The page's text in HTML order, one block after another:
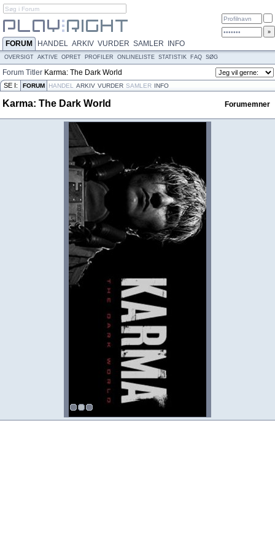
FORUM HANDEL ARKIV VURDER SAMLER INFO
OVERSIGT AKTIVE OPRET PROFILER ONLINELISTE STATISTIK FAQ SØG
Forum Titler Karma: The Dark World
SE I: FORUM HANDEL ARKIV VURDER SAMLER INFO
Karma: The Dark World Forumemner